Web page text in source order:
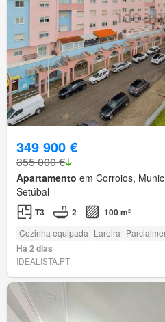
349 900 €
355 000 €
Apartamento em Corroios,
Setúbal
T3 2 100 m²
Cozinha equipada Lareira
Há 2 dias
IDEALISTA.PT